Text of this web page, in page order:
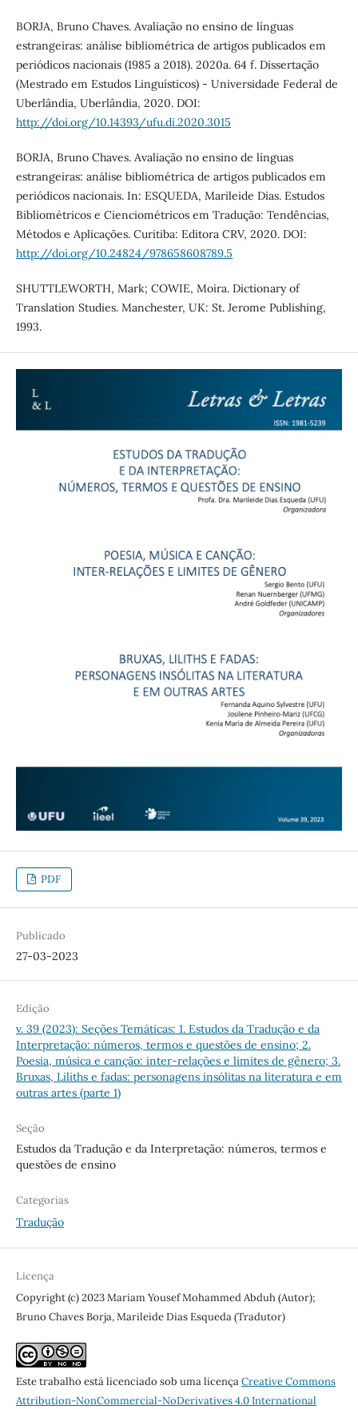
BORJA, Bruno Chaves. Avaliação no ensino de línguas
estrangeiras: análise bibliométrica de artigos publicados em
periódicos nacionais (1985 a 2018). 2020a. 64 f. Dissertação
(Mestrado em Estudos Linguísticos) - Universidade Federal de
Uberlândia, Uberlândia, 2020. DOI:
http://doi.org/10.14393/ufu.di.2020.3015
BORJA, Bruno Chaves. Avaliação no ensino de línguas
estrangeiras: análise bibliométrica de artigos publicados em
periódicos nacionais. In: ESQUEDA, Marileide Dias. Estudos
Bibliométricos e Cienciométricos em Tradução: Tendências,
Métodos e Aplicações. Curitiba: Editora CRV, 2020. DOI:
http://doi.org/10.24824/978658608789.5
SHUTTLEWORTH, Mark; COWIE, Moira. Dictionary of
Translation Studies. Manchester, UK: St. Jerome Publishing,
1993.
PDF
Publicado
27-03-2023
Edição
v. 39 (2023): Seções Temáticas: 1. Estudos da Tradução e da
Interpretação: números, termos e questões de ensino; 2.
Poesia, música e canção: inter-relações e limites de gênero; 3.
Bruxas, Liliths e fadas: personagens insólitas na literatura e em
outras artes (parte 1)
Seção
Estudos da Tradução e da Interpretação: números, termos e
questões de ensino
Categorias
Tradução
Licença
Copyright (c) 2023 Mariam Yousef Mohammed Abduh (Autor);
Bruno Chaves Borja, Marileide Dias Esqueda (Tradutor)
Este trabalho está licenciado sob uma licençaCreative Commons
Attribution-NonCommercial-NoDerivatives 4.0 International